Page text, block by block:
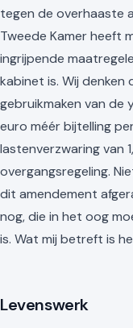
tegen de overhaaste
Tweede Kamer heeft
ingrijpende
kabinet is. Wij denken
gebruikmaken van de
euro méér bijtelling
lastenverzwaring van
overgangsregeling.
dit amendement
nog, die in het oog
is. Wat mij betreft is
Levenswerk